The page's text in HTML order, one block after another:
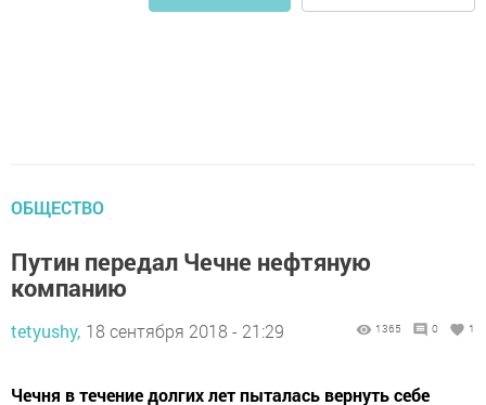
ОБЩЕСТВО
Путин передал Чечне нефтяную
компанию
tetyushy, 18 сентября 2018 - 21:29 1365 0 1
Чечня в течение долгих лет пыталась вернуть себе